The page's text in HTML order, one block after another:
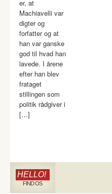
er, at
Machiavelli var
digter og
forfatter og at
han var ganske
god til hvad han
lavede. I årene
efter han blev
frataget
stillingen som
politik rådgiver i
[…]
HELLO!
FIND OS